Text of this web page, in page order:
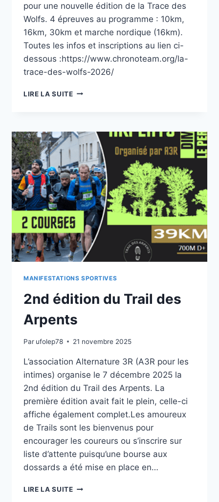
pour une nouvelle édition de la Trace des
Wolfs. 4 épreuves au programme : 10km,
16km, 30km et marche nordique (16km).
Toutes les infos et inscriptions au lien ci-
dessous :https://www.chronoteam.org/la-
trace-des-wolfs-2026/
LIRE LA SUITE
MANIFESTATIONS SPORTIVES
2nd édition du Trail des
Arpents
Par ufolep78 21 novembre 2025
L’association Alternature 3R (A3R pour les
intimes) organise le 7 décembre 2025 la
2nd édition du Trail des Arpents. La
première édition avait fait le plein, celle-ci
affiche également complet.Les amoureux
de Trails sont les bienvenus pour
encourager les coureurs ou s’inscrire sur
liste d’attente puisqu’une bourse aux
dossards a été mise en place en…
LIRE LA SUITE